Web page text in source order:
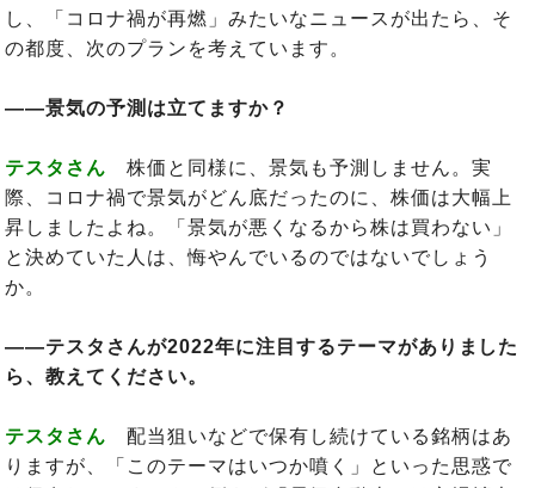
し、「コロナ禍が再燃」みたいなニュースが出たら、そ
の都度、次のプランを考えています。
――景気の予測は立てますか？
テスタさん 株価と同様に、景気も予測しません。実
際、コロナ禍で景気がどん底だったのに、株価は大幅上
昇しましたよね。「景気が悪くなるから株は買わない」
と決めていた人は、悔やんでいるのではないでしょう
か。
――テスタさんが2022年に注目するテーマがありました
ら、教えてください。
テスタさん 配当狙いなどで保有し続けている銘柄はあ
りますが、「このテーマはいつか噴く」といった思惑で